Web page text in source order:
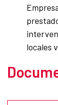
locales